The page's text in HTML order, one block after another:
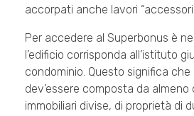
accorpati anche lavori
Per accedere al Superbonus è
l’edificio corrisponda all’istituto
condominio. Questo significa
dev’essere composta da almeno
immobiliari divise, di proprietà di